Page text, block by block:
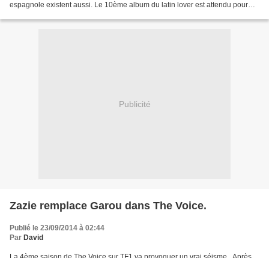
espagnole existent aussi. Le 10ème album du latin lover est attendu pour
Publicité
Zazie remplace Garou dans The Voice.
Publié le 23/09/2014 à 02:44
Par David